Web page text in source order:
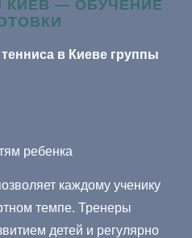
КИЕВ — ОБУЧЕНИЕ
в Киеве группы
ребенка
каждому ученику
темпе. Тренеры
детей и регулярно